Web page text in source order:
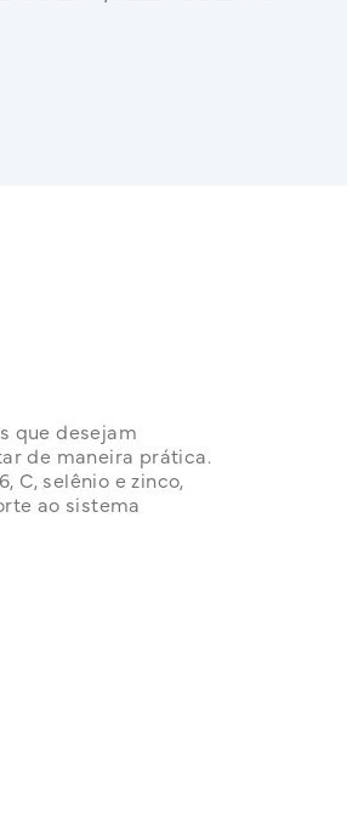
que desejam
de maneira prática.
C, selênio e zinco,
ao sistema